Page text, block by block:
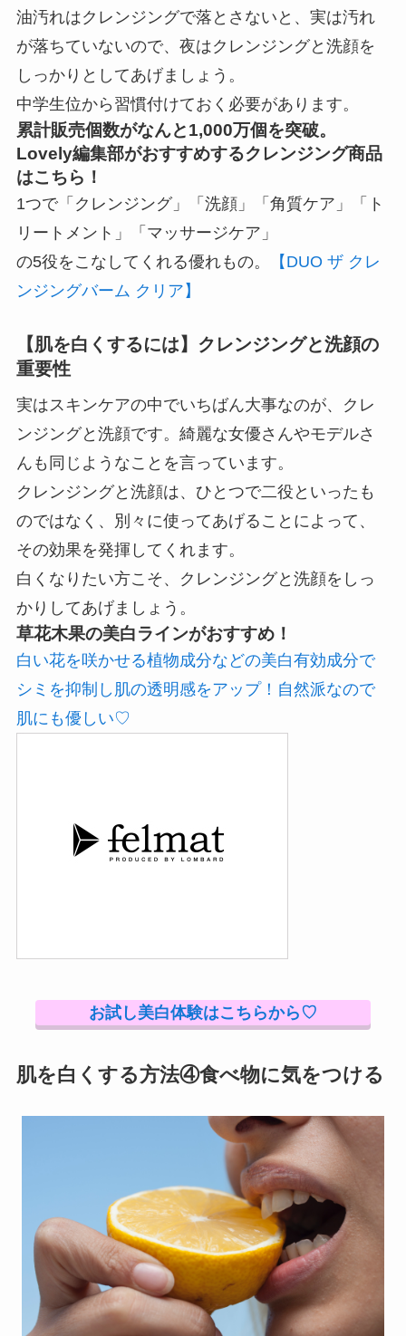
油汚れはクレンジングで落とさないと、実は汚れ
が落ちていないので、夜はクレンジングと洗顔を
しっかりとしてあげましょう。
中学生位から習慣付けておく必要があります。
累計販売個数がなんと1,000万個を突破。
Lovely編集部がおすすめするクレンジング商品
はこちら！
1つで「クレンジング」「洗顔」「角質ケア」「ト
リートメント」「マッサージケア」
の5役をこなしてくれる優れもの。
【DUO ザ クレ
ンジングバーム クリア】
【肌を白くするには】クレンジングと洗顔の
重要性
実はスキンケアの中でいちばん大事なのが、クレ
ンジングと洗顔です。綺麗な女優さんやモデルさ
んも同じようなことを言っています。
クレンジングと洗顔は、ひとつで二役といったも
のではなく、別々に使ってあげることによって、
その効果を発揮してくれます。
白くなりたい方こそ、クレンジングと洗顔をしっ
かりしてあげましょう。
草花木果の美白ラインがおすすめ！
白い花を咲かせる植物成分などの美白有効成分で
シミを抑制し肌の透明感をアップ！自然派なので
肌にも優しい♡
お試し美白体験はこちらから♡
肌を白くする方法④食べ物に気をつける